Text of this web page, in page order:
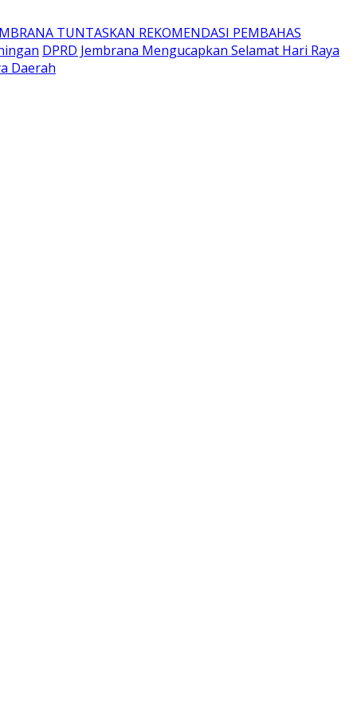
TUNTASKAN REKOMENDASI PEMBAHAS
DPRD Jembrana Mengucapkan Selamat Hari Raya
Daerah